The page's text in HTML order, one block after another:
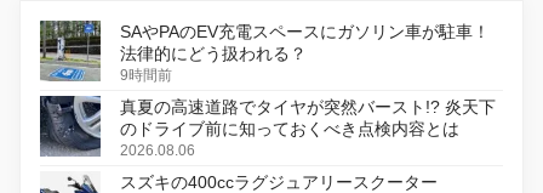
SAやPAのEV充電スペースにガソリン車が駐車！
法律的にどう扱われる？
9時間前
真夏の高速道路でタイヤが突然バースト!? 炎天下
のドライブ前に知っておくべき点検内容とは
2026.08.06
スズキの400ccラグジュアリースクーター